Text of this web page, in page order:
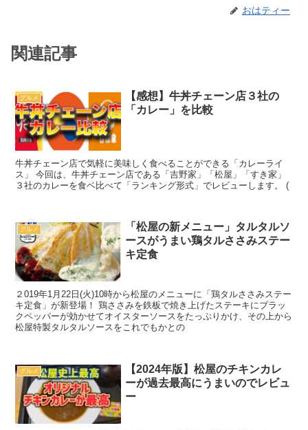
おはティー
関連記事
グルメ
【感想】牛丼チェーン店３社の
「カレー」を比較
牛丼チェーン店で気軽に美味しく食べることができる「カレーライ
ス」 今回は、牛丼チェーン店である「吉野家」「松屋」「すき家」
３社のカレーを食ベ比べて「ランキング形式」でレビューします。 (
グルメ
「松屋の新メニュー」タルタルソ
ースがうまい鶏タルささみステー
キ定食
２019年1月22日(火)10時から松屋のメニューに「鶏タルささみステー
キ定食」が新登場！ 鶏ささみを鉄板で焼き上げたステーキにブラッ
クペッパーが効かせてオイスターソースをたっぷりかけ、その上から
松屋特製タルタルソースをこれでもかとの
グルメ
【2024年版】松屋のチキンカレ
ーが過去最高にうまいのでレビュ
ー